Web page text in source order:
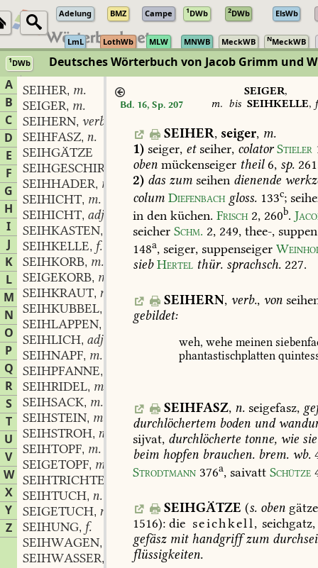
Adelung BMZ Campe 1DWb 2DWb ElsWb
LmL LothWb MLW MNWB MeckWB NMeckWB
1DWb Deutsches Wörterbuch von Jacob Grimm und
A
B
C
D
E
F
G
H
I
J
K
L
M
N
O
P
Q
R
S
T
U
V
W
X
Y
Z
SEIHER, m.
SEIGER, m.
SEIHERN, verb.
SEIHFASZ, n.
SEIHGÄTZE
SEIHGESCHIRR
SEIHHADER, m.
SEIHICHT, m.
SEIHICHT, adj.
SEIHKASTEN,
SEIHKELLE, f.
SEIHKORB, m.
SEIGEKORB, m.
SEIHKRAUT, n.
SEIHKUBBEL,
SEIHLAPPEN,
SEIHLICH, adj.
SEIHNAPF, m.
SEIHPFANNE,
SEIHRIDEL, m.
SEIHSACK, m.
SEIHSTEIN, m.
SEIHSTROH, n.
SEIHTOPF, m.
SEIGETOPF, m.
SEIHTRICHTER
SEIHTUCH, n.
SEIGETUCH, n.
SEIHUNG, f.
SEIHWAGEN,
SEIHWASSER,
Bd. 16, Sp. 207
SEIGER,
m. bis SEIHKELLE,
SEIHER, seiger, m.
1) seiger, etseiher, colator Stieler
oben mückenseiger theil6, sp.
2) das zum seihen dienende
colum Diefenbach gloss. 133c;
in den küchen. Frisch 2, 260b.
seicher Schm. 2, 249, thee-,
148a, seiger, suppenseiger
sieb Hertel thür. sprachsch. 227.
SEIHERN, verb., von
gebildet:
weh, wehe meinen
phantastischplatten
SEIHFASZ, n.seigefasz,
durchlöchertem boden und
sijvat, durchlöcherte tonne, wie sie
beim hopfen brauchen. brem. wb.
Strodtmann 376a, saivatt Schütze
SEIHGÄTZE (s.obengätze
1516): die seichkell, seichgatz,
gefäszmithandgriffzum
flüssigkeiten.